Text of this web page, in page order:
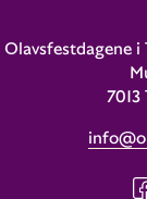
Olavsfestdagene i